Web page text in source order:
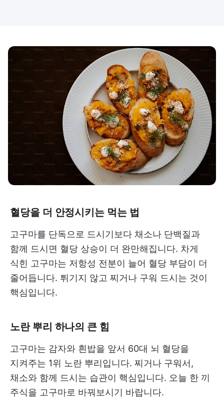
혈당을 더 안정시키는 먹는 법
고구마를 단독으로 드시기보다 채소나 단백질과
함께 드시면 혈당 상승이 더 완만해집니다. 차게
식힌 고구마는 저항성 전분이 늘어 혈당 부담이 더
줄어듭니다. 튀기지 않고 찌거나 구워 드시는 것이
핵심입니다.
노란 뿌리 하나의 큰 힘
고구마는 감자와 흰밥을 앞서 60대 뇌 혈당을
지켜주는 1위 노란 뿌리입니다. 찌거나 구워서,
채소와 함께 드시는 습관이 핵심입니다. 오늘 한 끼
주식을 고구마로 바꿔보시기 바랍니다.